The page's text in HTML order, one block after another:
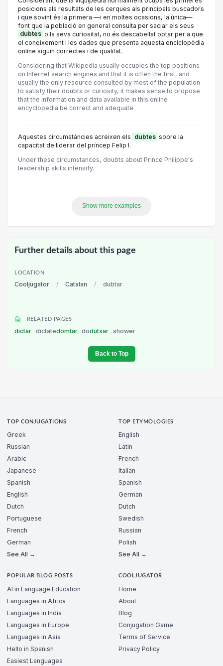
posicions als resultats de les cerques als principals buscadors
i que sovint és la primera —i en moltes ocasions, la única—
font que la població en general consulta per saciar els seus
dubtes o la seva curiositat, no és descabellat optar per a que
el coneixement i les dades que presenta aquesta enciclopèdia
online siguin correctes i de qualitat.
Considering that Wikipedia usually occupies the top positions
on Internet search engines and that it is often the first, and
usually the only resource consulted by most of the population
to satisfy their doubts or curiosity, it makes sense to propose
that the information and data available in this online
encyclopedia be correct and adequate.
Aquestes circumstàncies acreixen els dubtes sobre la
capacitat de liderar del príncep Felip I.
Under these circumstances, doubts about Prince Philippe's
leadership skills intensify.
Show more examples
Further details about this page
LOCATION
Cooljugator / Catalan / dubtar
RELATED PAGES
dictar dictatedomtar dodutxar shower
Back to Top
TOP CONJUGATIONS
Greek
Russian
Arabic
Japanese
Spanish
English
Dutch
Portuguese
French
German
See All →
TOP ETYMOLOGIES
English
Latin
French
Italian
Spanish
German
Dutch
Swedish
Russian
Polish
See All →
POPULAR BLOG POSTS
AI in Language Education
Languages in Africa
Languages in India
Languages in Europe
Languages in Asia
Hello in Spanish
Easiest Languages
COOLJUGATOR
Home
About
Blog
Conjugation Game
Terms of Service
Privacy Policy